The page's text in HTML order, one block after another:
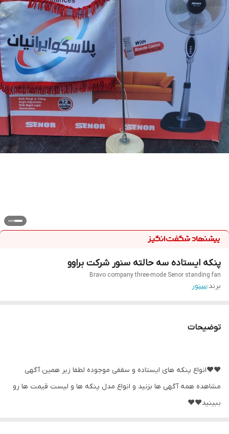
پنکه ایستاده سه حالته سنور شرکت براوو
Bravo company three-mode Senor standing fan
برند:سنور
توضیحات
❤️❤️انواع پنکه های ایستاده و سقفی موجوده لطفا زیر همین آگهی
مشاهده همه آگهی ها بزنید و انواع مدل پنکه ها و لیست قیمت ها رو
ببینید❤️❤️